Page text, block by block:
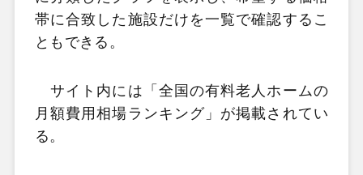
帯に合致した施設だけを一覧で確認するこ
ともできる。
サイト内には「全国の有料老人ホームの
月額費用相場ランキング」が掲載されてい
る。